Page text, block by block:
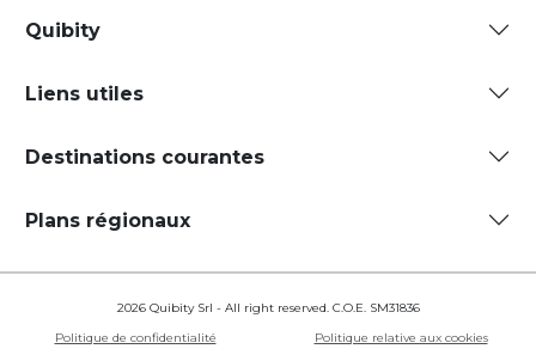
Quibity
Liens utiles
Destinations courantes
Plans régionaux
2026 Quibity Srl - All right reserved. C.O.E. SM31836
Politique de confidentialité
Politique relative aux cookies